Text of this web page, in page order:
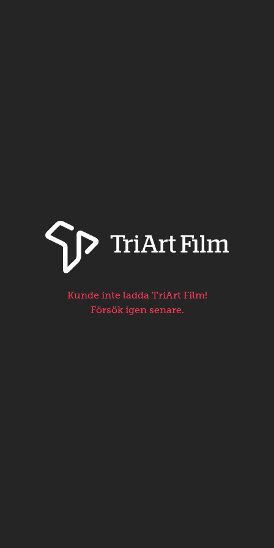
Kunde inte ladda TriArt Film!
Försök igen senare.